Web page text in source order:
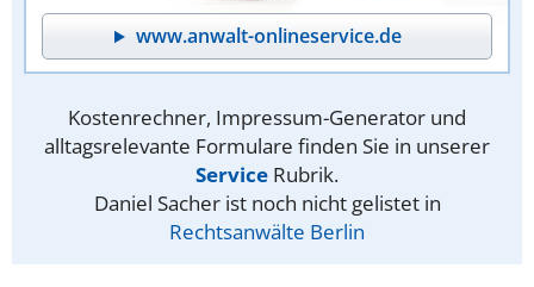
www.anwalt-onlineservice.de
Kostenrechner, Impressum-Generator und
alltagsrelevante Formulare finden Sie in unserer
Service Rubrik.
Daniel Sacher ist noch nicht gelistet in
Rechtsanwälte Berlin